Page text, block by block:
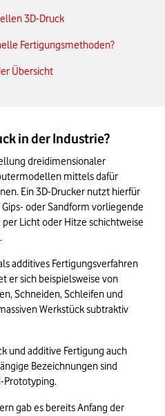
3D-Druck
Fertigungsmethoden?
Übersicht
in der Industrie?
dreidimensionaler
mittels dafür
Ein 3D-Drucker nutzt hierfür
oder Sandform vorliegende
Licht oder Hitze schichtweise
additives Fertigungsverfahren
er sich beispielsweise von
Schneiden, Schleifen und
Werkstück subtraktiv
und additive Fertigung auch
Bezeichnungen sind
Prototyping.
gab es bereits Anfang der